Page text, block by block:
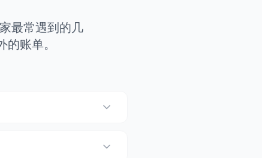
最常遇到的几
账单。